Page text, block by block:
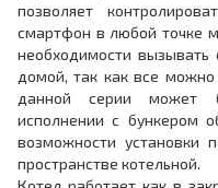
позволяет
смартфон в любой точке
необходимости вызывать
домой, так как все можно
данной серии может
исполнении с бункером
возможности установки
пространстве котельной.